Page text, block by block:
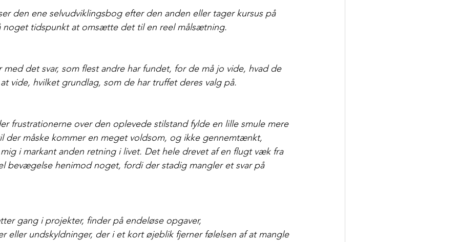
den ene selvudviklingsbog efter den anden eller tager kursus på
noget tidspunkt at omsætte det til en reel målsætning.
med det svar, som flest andre har fundet, for de må jo vide, hvad de
vide, hvilket grundlag, som de har truffet deres valg på.
frustrationerne over den oplevede stilstand fylde en lille smule mere
der måske kommer en meget voldsom, og ikke gennemtænkt,
i markant anden retning i livet. Det hele drevet af en flugt væk fra
bevægelse henimod noget, fordi der stadig mangler et svar på
gang i projekter, finder på endeløse opgaver,
eller undskyldninger, der i et kort øjeblik fjerner følelsen af at mangle